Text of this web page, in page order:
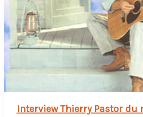
Interview Thierry Pastor du